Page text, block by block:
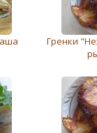
Гренки